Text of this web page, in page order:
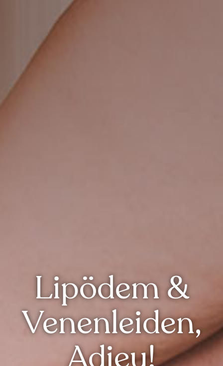
Lipödem &
Venenleiden,
Adieu!